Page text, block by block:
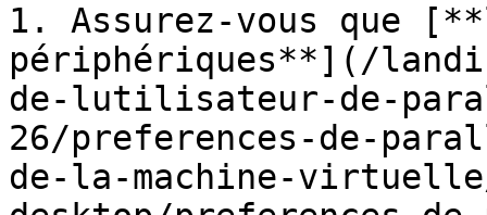
1. Assurez-vous que
périphériques**](/
de-lutilisateur-de-
26/preferences-de-
de-la-machine-